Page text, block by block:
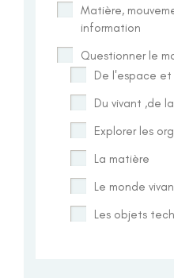
Matière,
information
Questionner le
De l'espace
Du vivant ,de
Explorer les
La matière
Le monde
Les objets